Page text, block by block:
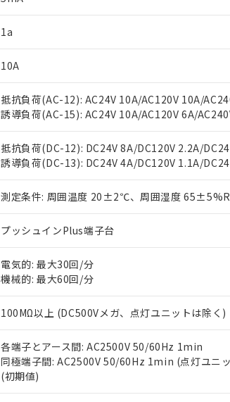
1a
10A
抵抗負荷(AC-12): AC24V 10A/AC120V 10A/
誘導負荷(AC-15): AC24V 10A/AC120V 6A/
抵抗負荷(DC-12): DC24V 8A/DC120V 2.2A/
誘導負荷(DC-13): DC24V 4A/DC120V 1.1A/
測定条件: 周囲温度 20±2℃、周囲湿度
プッシュインPlus端子台
電気的: 最大30回/分
機械的: 最大60回/分
100MΩ以上 (DC500Vメガ、点灯ユニットは除く)
各端子とアース間: AC2500V 50/60Hz 1min
同極端子間: AC2500V 50/60Hz 1min (点灯ユニ
(初期値)
本サービスは、当社制御機器事業取扱
当社制御機器事業取扱商品の中には、
い。
正式な納期状況および標準価格はお客
当社販売員にご相談ください。
在庫状況および標準価格結果を当社の
す。
マイパーツ機能（部品リスト作成サー
ている必要があります。
お客様が当ウェブサイト上で当社にご登
が、当社の製品・サービスに関するお
いる法人を指します。
*EU RoHS指令（10物質）：
フタル酸ビス(2-エチルヘキシル) (DEHP)(別名：DOP)
ル（DBP） 1000ppm以下、フタル酸ジイソブチル (DIBP)
但し、RoHS指令で産業用監視および制御機器に対する適用
フタル酸エステル類の４物質については閾値を超える意図
※2 対応予定月
部品在庫の切り替え状況などにより、予定月
※3 非含有証明書ダウンロード
EU RoHS指令（10物質）の非含有証明書
51物質の非含有証明書（当社基準）
※本証明書は発行日時点で非含有を証明する
また、RoHS指令のフタル酸エステル類４物
混在することから備考欄に対応日を記載して
既に当社にて対応品への在庫切替を完了し
り割愛しております。
「×」：最大均質材料含有率が中国RoHSの
Pb(鉛) :1000ppm、 Hg(水銀) : 1000ppm、 Cd(カドミウム)
DEHP(フタル酸ビス(2-エチルヘキシル)) : 1000ppm
※2 環境保護使用期限
「ｅ」：有害物質（10物質）のすべてが基準
味します。
「－」：未確認です。当社販売部門へお問い
当社は、これら貴社製品のうち、外国
などの必要な手続きをとります。
ます。
当社は貴社製品を、核兵器、ミサイル
置等に一切使用いたしません。
当社は、貴社製品を第三者に販売する
たしません。
△ 一定数には満たないが在庫あり
－
在庫なし(最新の在庫状況について
機器販売店・当社販売員にご確認
空
受注生産機種、また在庫状況の情報